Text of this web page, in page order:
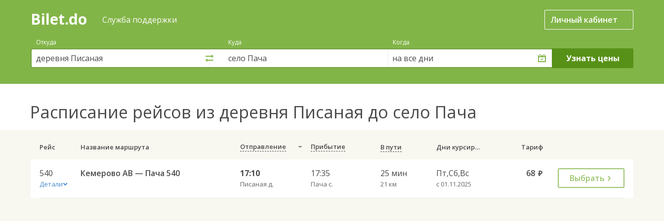
Поиск
покупка
билетов
автобус
онлайн
Bilet.do Служба поддержки Личный кабинет
Откуда Куда Когда
на все дни
Расписание рейсов из деревня Писаная до село Пача
Рейс Название маршрута Отправление Прибытие В пути Дни курсирования Тариф
540
Детали
Кемерово АВ — Пача 540 17:10
Писаная д.
17:35
Пача с.
25 мин
21 км
Пт,Сб,Вс
с 01.11.2025
68 руб. Выбрать